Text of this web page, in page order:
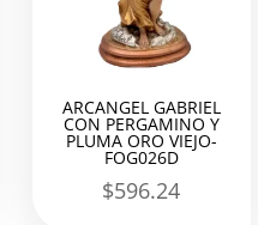
ARCANGEL GABRIEL
CON PERGAMINO Y
PLUMA ORO VIEJO-
FOG026D
$596.24